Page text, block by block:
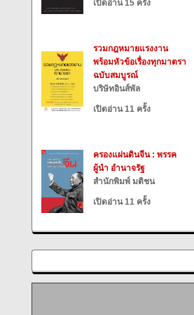
เปิดอ่าน 15 ครั้ง
รวมกฎหมายแรงงาน
พร้อมหัวข้อเรื่องทุกมาตรา
ฉบับสมบูรณ์
บริษัทอินส์พัล
เปิดอ่าน 11 ครั้ง
ครองแผ่นดินจีน : พรรค
ผู้นำ อำนาจรัฐ
สำนักพิมพ์ มติชน
เปิดอ่าน 11 ครั้ง